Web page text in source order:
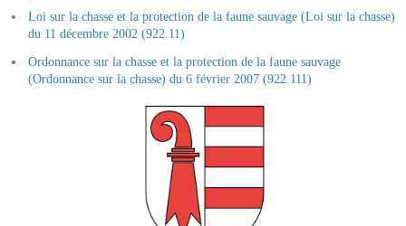
Loi sur la chasse et la protection de la faune sauvage (Loi sur la chasse)
du 11 décembre 2002 (922.11)
Ordonnance sur la chasse et la protection de la faune sauvage
(Ordonnance sur la chasse) du 6 février 2007 (922.111)